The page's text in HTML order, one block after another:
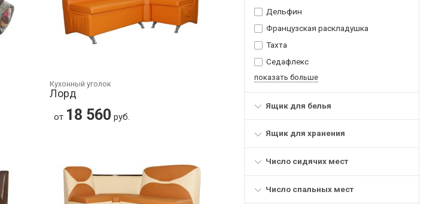
Дельфин
Французская раскладушка
Тахта
Седафлекс
показать больше
Ящик для белья
Ящик для хранения
Число сидячих мест
Число спальных мест
Кухонный уголок
Лорд
от 18 560 руб.